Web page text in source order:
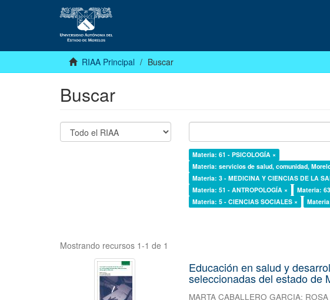
RIAA Principal Buscar
Buscar
Materia: 61 - PSICOLOGÍA ×
Materia: servicios de salud, comunidad,
Materia: 3 - MEDICINA Y CIENCIAS DE LA
Materia: 51 - ANTROPOLOGÍA ×
Materia:
Materia: 5 - CIENCIAS SOCIALES ×
Mostrando recursos 1-1 de 1
Educación en salud y
seleccionadas del estado de
MARTA CABALLERO GARCIA;